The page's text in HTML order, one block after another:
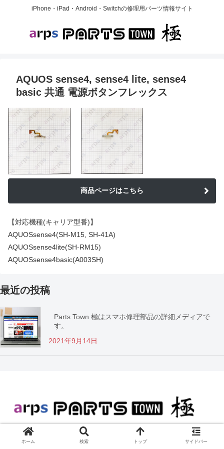
iPhone・iPad・Android・Switchの修理用パーツ情報サイト
AQUOS sense4, sense4 lite, sense4
basic 共通 電源ボタンフレックス
商品ページはこちら
【対応機種(キャリア型番)】
AQUOSsense4(SH-M15, SH-41A)
AQUOSsense4lite(SH-RM15)
AQUOSsense4basic(A003SH)
最近の投稿
Parts Town 極はスマホ修理部品の詳細メディアで
す。
2021年9月14日
© 2021 arps PARTS TOWN 極.
ホーム 検索 トップ サイドバー